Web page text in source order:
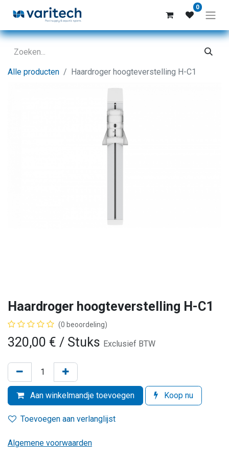
0
Alle producten Haardroger hoogteverstelling H-C1
Haardroger hoogteverstelling H-C1
(0 beoordeling)
320,00 € / Stuks Exclusief BTW
Aan winkelmandje toevoegen Koop nu
Toevoegen aan verlanglijst
Algemene voorwaarden